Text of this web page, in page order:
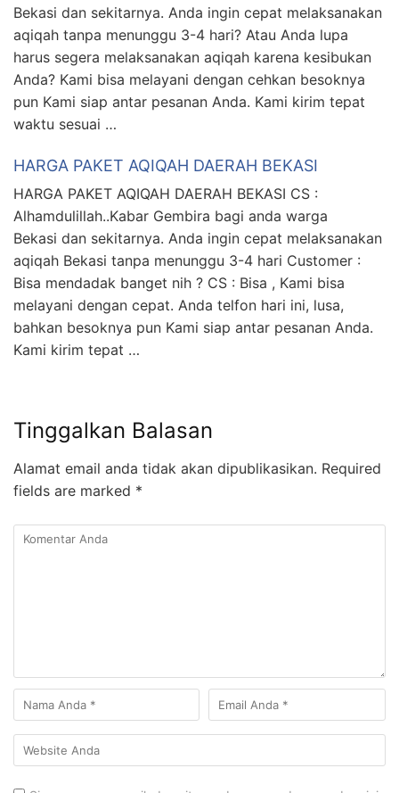
Bekasi dan sekitarnya. Anda ingin cepat melaksanakan
aqiqah tanpa menunggu 3-4 hari? Atau Anda lupa
harus segera melaksanakan aqiqah karena kesibukan
Anda? Kami bisa melayani dengan cehkan besoknya
pun Kami siap antar pesanan Anda. Kami kirim tepat
waktu sesuai …
HARGA PAKET AQIQAH DAERAH BEKASI
HARGA PAKET AQIQAH DAERAH BEKASI CS :
Alhamdulillah..Kabar Gembira bagi anda warga
Bekasi dan sekitarnya. Anda ingin cepat melaksanakan
aqiqah Bekasi tanpa menunggu 3-4 hari Customer :
Bisa mendadak banget nih ? CS : Bisa , Kami bisa
melayani dengan cepat. Anda telfon hari ini, lusa,
bahkan besoknya pun Kami siap antar pesanan Anda.
Kami kirim tepat …
Tinggalkan Balasan
Alamat email anda tidak akan dipublikasikan. Required
fields are marked *